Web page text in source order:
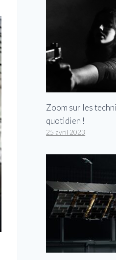
Zoom sur les
quotidien !
25 avril 2023